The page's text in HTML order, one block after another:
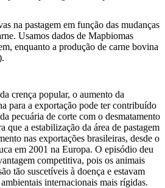
na pastagem em função das mudanças
Usamos dados de Mapbiomas
enquanto a produção de carne bovina
crença popular, o aumento da
para a exportação pode ter contribuído
pecuária de corte com o desmatamento
que a estabilização da área de pastagem
nas exportações brasileiras, desde o
em 2001 na Europa. O episódio deu
competitiva, pois os animais
tão suscetíveis à doença e estavam
internacionais mais rígidas.